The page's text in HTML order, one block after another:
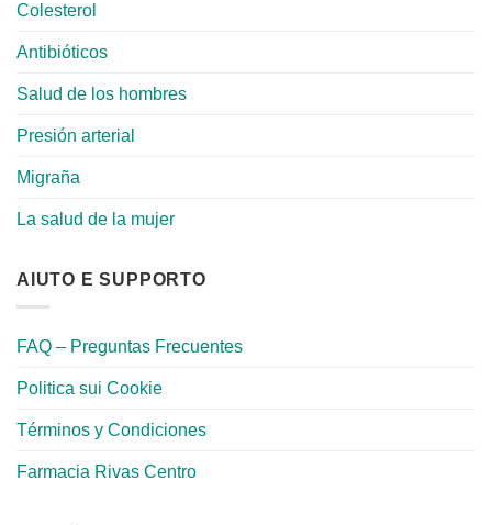
Colesterol
Antibióticos
Salud de los hombres
Presión arterial
Migraña
La salud de la mujer
AIUTO E SUPPORTO
FAQ – Preguntas Frecuentes
Politica sui Cookie
Términos y Condiciones
Farmacia Rivas Centro